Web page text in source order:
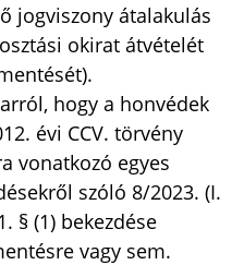
jogviszony átalakulás
okirat átvételét
hogy a honvédek
évi CCV. törvény
vonatkozó egyes
szóló 8/2023. (I.
§ (1) bekezdése
vagy sem.